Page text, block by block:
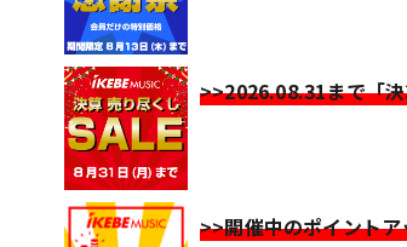
>>2026.08.31まで「
>>開催中のポイント